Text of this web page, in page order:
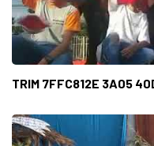
TRIM 7FFC812E 3A05